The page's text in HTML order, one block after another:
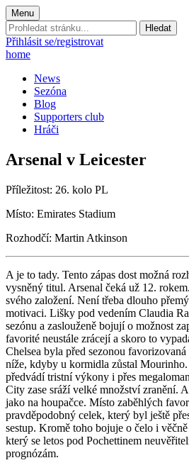
Menu
Prohledat
stránku:
Přihlásit se/registrovat
home
News
Sezóna
Blog
Supporters club
Hráči
Arsenal v Leicester
Příležitost: 26. kolo PL
Mí­sto: Emirates Stadium
Rozhodčí: Martin Atkinson
A je to tady. Tento zápas dost možná
vysněný titul. Arsenal čeká už 12.
svého založení. Není třeba dlouho
motivaci. Lišky pod vedením Claudia
sezónu a zaslouženě bojují o možnost
favorité neustále zrácejí a skoro to
Chelsea byla před sezonou
níže, kdyby u kormidla zůstal
předvádí tristní výkony i přes
City zase sráží velké množství zranění.
jako na houpačce. Místo zaběhlých
pravděpodobný celek, který byl ještě
sestup. Kromě toho bojuje o čelo i
který se letos pod Pochettinem
prognózám.